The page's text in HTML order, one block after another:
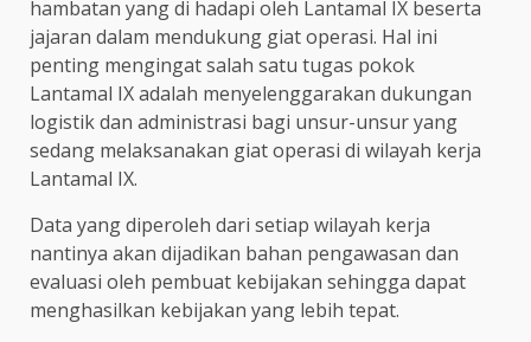
hambatan yang di hadapi oleh Lantamal IX beserta
jajaran dalam mendukung giat operasi. Hal ini
penting mengingat salah satu tugas pokok
Lantamal IX adalah menyelenggarakan dukungan
logistik dan administrasi bagi unsur-unsur yang
sedang melaksanakan giat operasi di wilayah kerja
Lantamal IX.
Data yang diperoleh dari setiap wilayah kerja
nantinya akan dijadikan bahan pengawasan dan
evaluasi oleh pembuat kebijakan sehingga dapat
menghasilkan kebijakan yang lebih tepat.